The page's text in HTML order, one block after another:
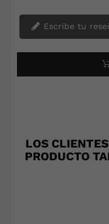
Escribe tu
LOS
PRODUCTO